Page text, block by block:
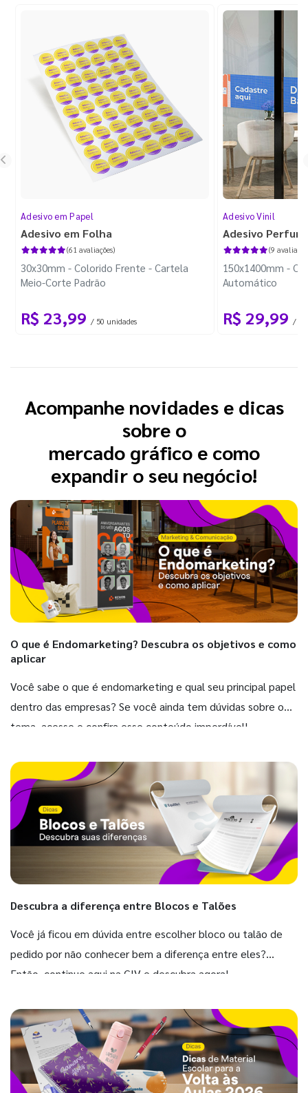
Adesivo em Papel
Adesivo em Folha
(61 avaliações)
30x30mm - Colorido Frente - Cartela
Meio-Corte Padrão
R$ 23,99 / 50 unidades
Adesivo Vinil
Adesivo
(9
150x1400mm -
Automático
R$ 29,99 / 1
Acompanhe novidades e dicas
sobre o
mercado gráfico e como
expandir o seu negócio!
O que é Endomarketing? Descubra os objetivos e como
aplicar
Você sabe o que é endomarketing e qual seu principal papel
dentro das empresas? Se você ainda tem dúvidas sobre o
tema, acesse e confira esse conteúdo imperdível!
Descubra a diferença entre Blocos e Talões
Você já ficou em dúvida entre escolher bloco ou talão de
pedido por não conhecer bem a diferença entre eles?
Então, continue aqui na GIV e descubra agora!